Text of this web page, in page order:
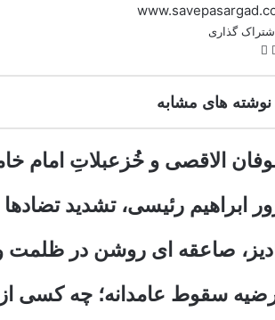
گذاری
X
طریق
نوشته های مشابه
الاقصی و خُزعبلاتِ امام
ابراهیم رئیسی، تشدید
صاعقه ای روشن در ظلمت
سقوط عامدانه؛ چه کسی